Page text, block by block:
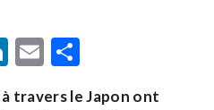
LinkedIn
Email
travers le Japon ont